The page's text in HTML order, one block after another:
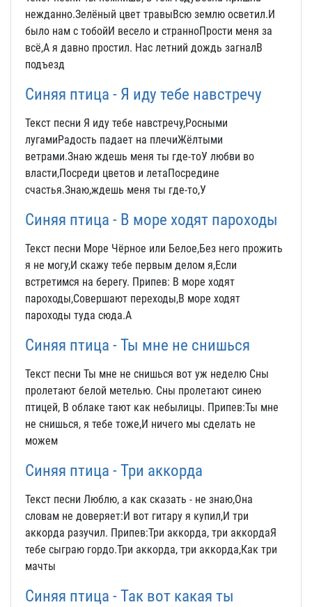
нежданно.Зелёный цвет травыВсю землю осветил.И
было нам с тобойИ весело и странноПрости меня за
всё,А я давно простил. Нас летний дождь загналВ
подъезд
Синяя птица - Я иду тебе навстречу
Текст песни Я иду тебе навстречу,Росными
лугамиРадость падает на плечиЖёлтыми
ветрами.Знаю ждешь меня ты где-тоУ любви во
власти,Посреди цветов и летаПосредине
счастья.Знаю,ждешь меня ты где-то,У
Синяя птица - В море ходят пароходы
Текст песни Море Чёрное или Белое,Без него прожить
я не могу,И скажу тебе первым делом я,Если
встретимся на берегу. Припев: В море ходят
пароходы,Совершают переходы,В море ходят
пароходы туда сюда.А
Синяя птица - Ты мне не снишься
Текст песни Ты мне не снишься вот yж неделю Сны
пpолетают белой метелью. Сны пpолетают синею
птицей, В облаке тают как небылицы. Пpипев:Ты мне
не снишься, я тебе тоже,И ничего мы сделать не
можем
Синяя птица - Три аккорда
Текст песни Люблю, а как сказать - не знаю,Она
словам не доверяет:И вот гитару я купил,И три
аккорда разучил. Припев:Три аккорда, три аккордаЯ
тебе сыграю гордо.Три аккорда, три аккорда,Как три
мачты
Синяя птица - Так вот какая ты